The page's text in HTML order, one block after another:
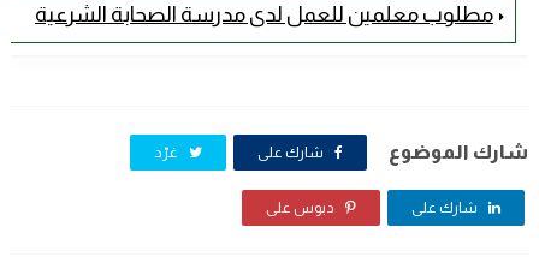
مطلوب معلمين للعمل لدى مدرسة الصحابة الشرعية
شارك الموضوع شارك على غرّد
شارك على دبوس على